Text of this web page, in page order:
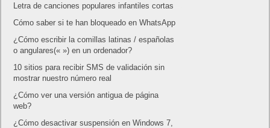
Letra de canciones populares infantiles cortas
Cómo saber si te han bloqueado en WhatsApp
¿Cómo escribir la comillas latinas / españolas
o angulares(« ») en un ordenador?
10 sitios para recibir SMS de validación sin
mostrar nuestro número real
¿Cómo ver una versión antigua de página
web?
¿Cómo desactivar suspensión en Windows 7,